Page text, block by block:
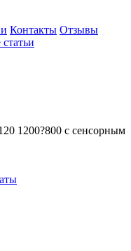
Контакты Отзывы
1200?800 c сенсорным